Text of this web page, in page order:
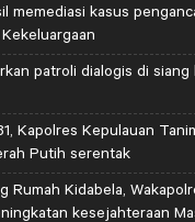
memediasi kasus
patroli dialogis di siang
Kapolres Kepulauan
Putih serentak
Rumah Kidabela,
kesejahteraan